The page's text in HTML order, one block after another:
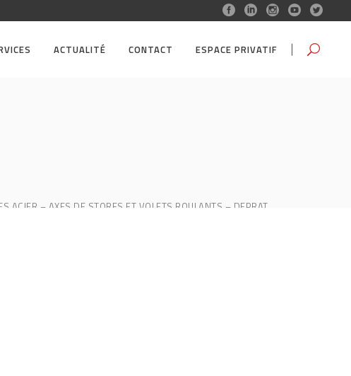
ACTUALITÉ CONTACT ESPACE PRIVATIF
ACIER – AXES DE STORES ET VOLETS ROULANTS – DEPRAT